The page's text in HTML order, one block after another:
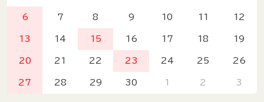
6 7 8 9 10 11 12
13 14 15 16 17 18 19
20 21 22 23 24 25 26
27 28 29 30 1 2 3